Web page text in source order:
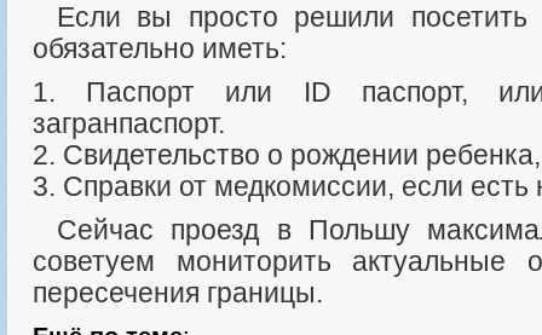
Если вы просто решили посетить Польшу, при себе
обязательно иметь:
1. Паспорт или ID паспорт, или
загранпаспорт.
2. Свидетельство о рождении
3. Справки от медкомиссии, если есть
Сейчас проезд в Польшу максимально упрощен, но
советуем мониторить актуальные
пересечения границы.